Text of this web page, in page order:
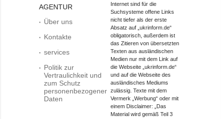
AGENTUR
Über uns
Kontakte
services
Politik zur
Vertraulichkeit und
zum Schutz
personenbezogener
Daten
Internet sind für die
Suchsysteme offene Links
nicht tiefer als der erste
Absatz auf „ukrinform.de“
obligatorisch, außerdem ist
das Zitieren von übersetzten
Texten aus ausländischen
Medien nur mit dem Link auf
die Webseite „ukrinform.de“
und auf die Webseite des
ausländisches Mediums
zulässig. Texte mit dem
Vermerk „Werbung“ oder mit
einem Disclaimer: „Das
Material wird gemäß Teil 3